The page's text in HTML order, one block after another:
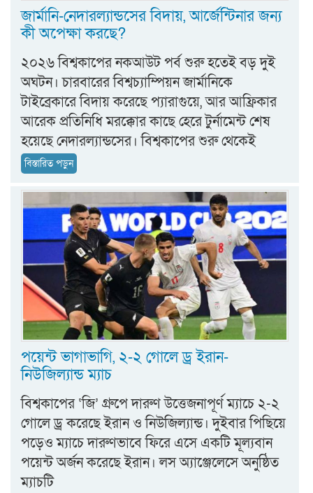
জার্মানি-নেদারল্যান্ডসের বিদায়, আর্জেন্টিনার জন্য
কী অপেক্ষা করছে?
২০২৬ বিশ্বকাপের নকআউট পর্ব শুরু হতেই বড় দুই
অঘটন। চারবারের বিশ্বচ্যাম্পিয়ন জার্মানিকে
টাইব্রেকারে বিদায় করেছে প্যারাগুয়ে, আর আফ্রিকার
আরেক প্রতিনিধি মরক্কোর কাছে হেরে টুর্নামেন্ট শেষ
হয়েছে নেদারল্যান্ডসের। বিশ্বকাপের শুরু থেকেই
বিস্তারিত পড়ুন
পয়েন্ট ভাগাভাগি, ২-২ গোলে ড্র ইরান-
নিউজিল্যান্ড ম্যাচ
বিশ্বকাপের ‘জি’ গ্রুপে দারুণ উত্তেজনাপূর্ণ ম্যাচে ২-২
গোলে ড্র করেছে ইরান ও নিউজিল্যান্ড। দুইবার পিছিয়ে
পড়েও ম্যাচে দারুণভাবে ফিরে এসে একটি মূল্যবান
পয়েন্ট অর্জন করেছে ইরান। লস অ্যাঞ্জেলেসে অনুষ্ঠিত
ম্যাচটি